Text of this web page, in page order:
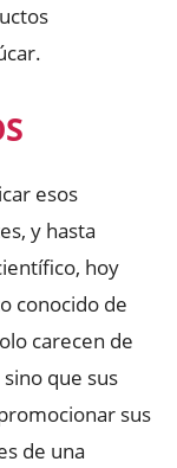
esos
y hasta
hoy
conocido de
carecen de
que sus
sus
de una